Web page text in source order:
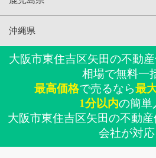
沖縄県
大阪市東住吉区矢田の不動
相場で無料一
最高価格で売るなら最
1分以内の簡単
大阪市東住吉区矢田の不動
会社が対応